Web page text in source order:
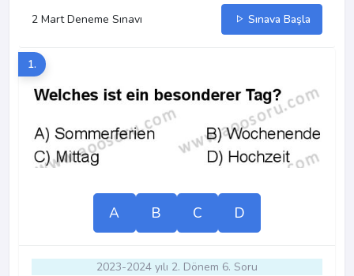
2 Mart Deneme Sınavı Sınava Başla
1.
A B C D
2023-2024 yılı 2. Dönem 6. Soru